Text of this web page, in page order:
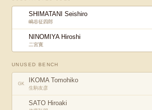
SHIMATANI Seishiro
嶋谷征四郎
NINOMIYA Hiroshi
二宮寛
UNUSED BENCH
GK IKOMA Tomohiko
生駒友彦
SATO Hiroaki